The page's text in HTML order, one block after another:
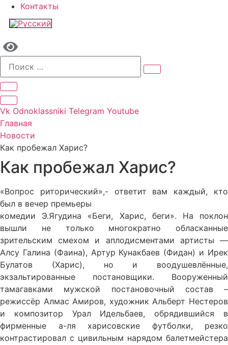
Контакты
Vk Odnoklassniki Telegram Youtube
Главная
Новости
Как пробежал Харис?
Как пробежал Харис?
«Вопрос риторический»,- ответит вам каждый, кто
был в вечер премьеры
комедии Э.Ягудина «Беги, Харис, беги». На поклон
вышли не только многократно обласканные
зрительским смехом и аплодисментами артисты —
Алсу Галина (Фаина), Артур Кунакбаев (Фидан) и Ирек
Булатов (Харис), но и воодушевлённые,
экзальтированные постановщики. Вооруженный
тамагавками мужской постановочный состав –
режиссёр Алмас Амиров, художник Альберт Нестеров
и композитор Урал Идельбаев, обрядившийся в
фирменные а-ля харисовские футболки, резко
контрастировал с цивильным нарядом балетмейстера